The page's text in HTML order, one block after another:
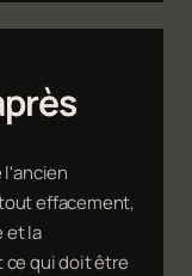
l'ancien
effacement,
et la
qui doit être